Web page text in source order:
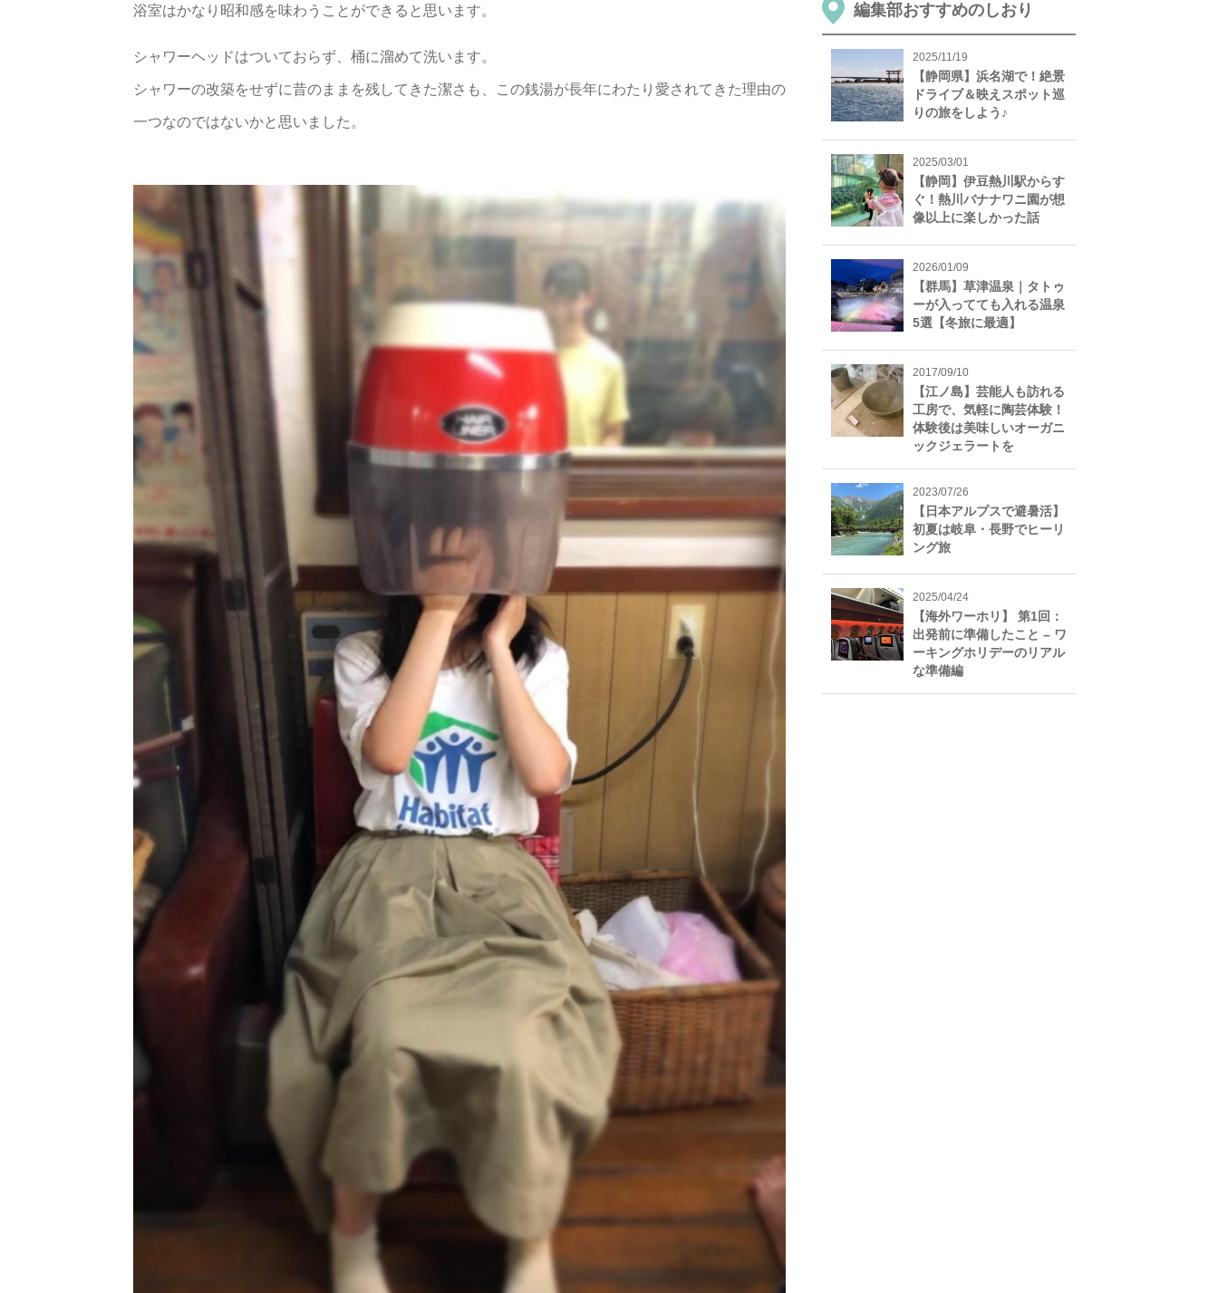
浴室はかなり昭和感を味わうことができると思います。
シャワーヘッドはついておらず、桶に溜めて洗います。
シャワーの改築をせずに昔のままを残してきた潔さも、この銭湯が長年にわたり愛されてきた理由の
一つなのではないかと思いました。
編集部おすすめのしおり
2025/11/19
【静岡県】浜名湖で！絶景
ドライブ＆映えスポット巡
りの旅をしよう♪
2025/03/01
【静岡】伊豆熱川駅からす
ぐ！熱川バナナワニ園が想
像以上に楽しかった話
2026/01/09
【群馬】草津温泉｜タトゥ
ーが入ってても入れる温泉
5選【冬旅に最適】
2017/09/10
【江ノ島】芸能人も訪れる
工房で、気軽に陶芸体験！
体験後は美味しいオーガニ
ックジェラートを
2023/07/26
【日本アルプスで避暑活】
初夏は岐阜・長野でヒーリ
ング旅
2025/04/24
【海外ワーホリ】 第1回：
出発前に準備したこと – ワ
ーキングホリデーのリアル
な準備編